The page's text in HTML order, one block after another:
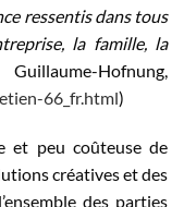
ressentis dans tous
la famille, la
Hofnung,
66_fr.html)
et peu coûteuse de
créatives et des
des parties